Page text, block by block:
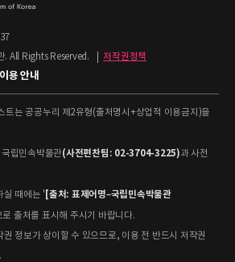
All Rights Reserved.
저작권정책
용 안내
트는 공공누리 제2유형(출처명시+상업적 이용금지)을
립민속박물관(사전편찬팀: 02-3704-3225)과 사전
실 때에는 ' [출처: 표제어명–국립민속박물관
로 출처를 표시해 주시기 바랍니다.
정보가 상이할 수 있으므로, 이용 전 반드시 저작권